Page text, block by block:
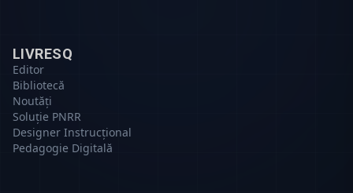
LIVRESQ
Editor
Bibliotecă
Noutăți
Soluție PNRR
Designer Instrucțional
Pedagogie Digitală